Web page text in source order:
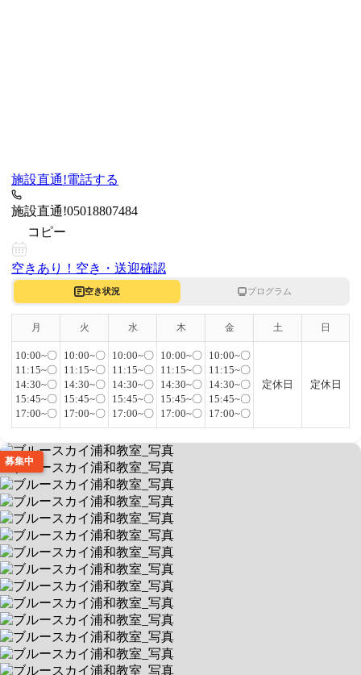
施設直通!電話する
施設直通!05018807484
コピー
空きあり！ 空き・送迎確認
空き状況 プログラム
月 火 水 木 金 土 日
10:00~〇
11:15~〇
14:30~〇
15:45~〇
17:00~〇
10:00~〇
11:15~〇
14:30~〇
15:45~〇
17:00~〇
10:00~〇
11:15~〇
14:30~〇
15:45~〇
17:00~〇
10:00~〇
11:15~〇
14:30~〇
15:45~〇
17:00~〇
10:00~〇
11:15~〇
14:30~〇
15:45~〇
17:00~〇
定休日 定休日
募集中
ブルースカイ浦和教室
1回1時間・完全マンツーマン制
送迎あり 空きあり
平日 9:30～18:30 / 土 9:30～18:30